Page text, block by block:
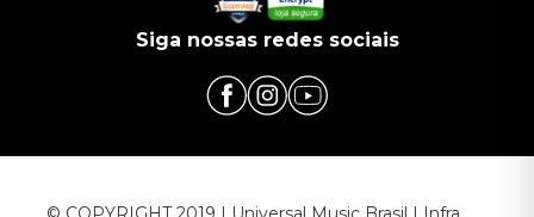
Siga nossas redes sociais